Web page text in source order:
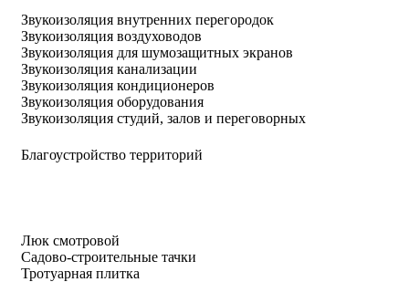
Звукоизоляция внутренних перегородок
Звукоизоляция воздуховодов
Звукоизоляция для шумозащитных экранов
Звукоизоляция канализации
Звукоизоляция кондиционеров
Звукоизоляция оборудования
Звукоизоляция студий, залов и переговорных
Благоустройство территорий
Люк смотровой
Садово-строительные тачки
Тротуарная плитка